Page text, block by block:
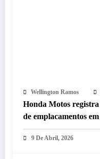
Wellington Ramos
Honda Motos
de emplacamentos
9 De Abril, 2026